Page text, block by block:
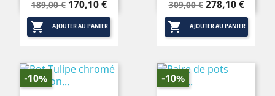
Prix
de
base
189,00 € Prix
170,10 €
 AJOUTER AU PANIER
Prix
de
base
309,00 € Prix
278,10 €
 AJOUTER AU PANIER
-10% -10%